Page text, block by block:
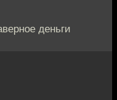
деньги